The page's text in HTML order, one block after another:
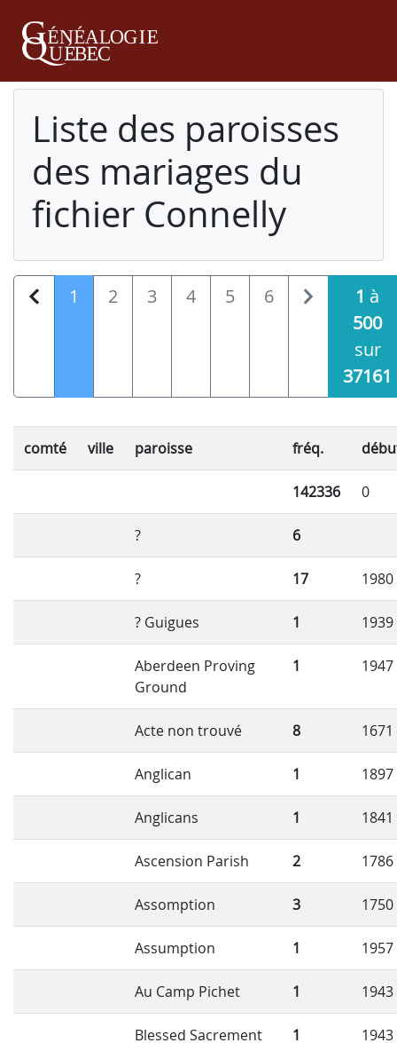
Liste des paroisses
des mariages du
fichier Connelly
1 2 3 4 5 6 1 à
500
sur
37161
comté ville paroisse fréq.
142336 0
? 6
? 17 1980
? Guigues 1 1939
Aberdeen Proving
Ground
1 1947
Acte non trouvé 8 1671
Anglican 1 1897
Anglicans 1 1841
Ascension Parish 2 1786
Assomption 3 1750
Assumption 1 1957
Au Camp Pichet 1 1943
Blessed Sacrement 1 1943